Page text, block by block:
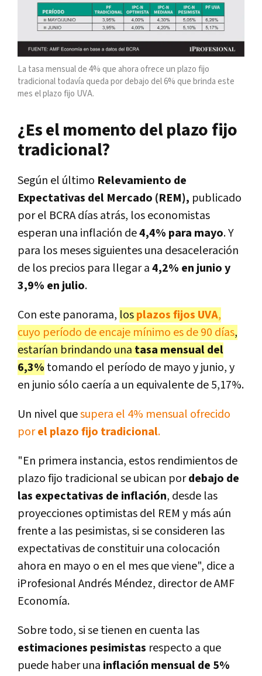
La tasa mensual de 4% que ahora ofrece un plazo fijo
tradicional todavía queda por debajo del 6% que brinda este
mes el plazo fijo UVA.
¿Es el momento del plazo fijo
tradicional?
Según el último Relevamiento de
Expectativas del Mercado (REM), publicado
por el BCRA días atrás, los economistas
esperan una inflación de4,4% para mayo. Y
para los meses siguientes una desaceleración
de los precios para llegar a4,2% en junio y
3,9% en julio.
Con este panorama, losplazos fijos UVA,
cuyo período de encaje mínimo es de 90 días,
estarían brindando una tasa mensual del
6,3% tomando el período de mayo y junio, y
en junio sólo caería a un equivalente de 5,17%.
Un nivel quesupera el 4% mensual ofrecido
porel plazo fijo tradicional.
"En primera instancia, estos rendimientos de
plazo fijo tradicional se ubican pordebajo de
las expectativas de inflación, desde las
proyecciones optimistas del REM y más aún
frente a las pesimistas, si se consideren las
expectativas de constituir una colocación
ahora en mayo o en el mes que viene", dice a
iProfesional Andrés Méndez, director de AMF
Economía.
Sobre todo, si se tienen en cuenta las
estimaciones pesimistas respecto a que
puede haber una inflación mensual de 5%